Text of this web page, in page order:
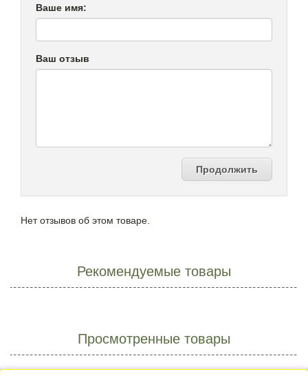
Ваше имя:
Ваш отзыв
Продолжить
Нет отзывов об этом товаре.
Рекомендуемые товары
Просмотренные товары